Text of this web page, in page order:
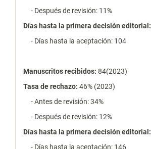
- Después de revisión: 11%
Días hasta la primera decisión editorial:
- Días hasta la aceptación: 104
Manuscritos recibidos: 84(2023)
Tasa de rechazo: 46% (2023)
- Antes de revisión: 34%
- Después de revisión: 12%
Días hasta la primera decisión editorial:
- Días hasta la aceptación: 146